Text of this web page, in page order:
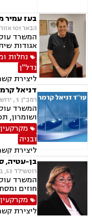
בעז עמיר
הבאר 101 אזור תעשיה בית לירז קומה 1, באר טוביה
המשרד
אגודות
בוררות,
ומשקים
וקיבוצים ,
מקרקעי
ממון
נחלות
נדל"ן
ליצירת
דניאל
רמב"ן 5 , ירושלים
המשרד
ושומרון,
תאגידים
ובניה
ליצירת
בן-עטיה,
רוטשילד 53, בת ים
המשרד
חוזים
תאגידים,
ידועים
ליצירת